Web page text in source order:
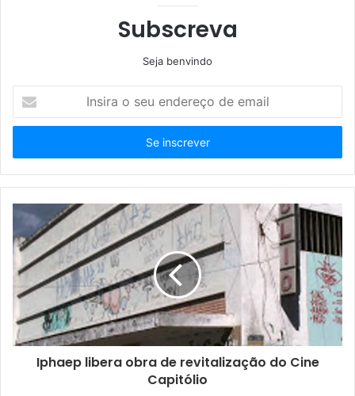
Subscreva
Seja benvindo
seu
de
email
Iphaep libera obra de revitalização do Cine
Capitólio